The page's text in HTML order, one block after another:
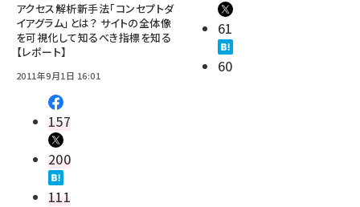
アクセス解析新手法「コンセプトダ
イアグラム」とは？ サイトの全体像
を可視化して知るべき指標を知る
【レポート】
2011年9月1日 16:01
157
200
111
61
60